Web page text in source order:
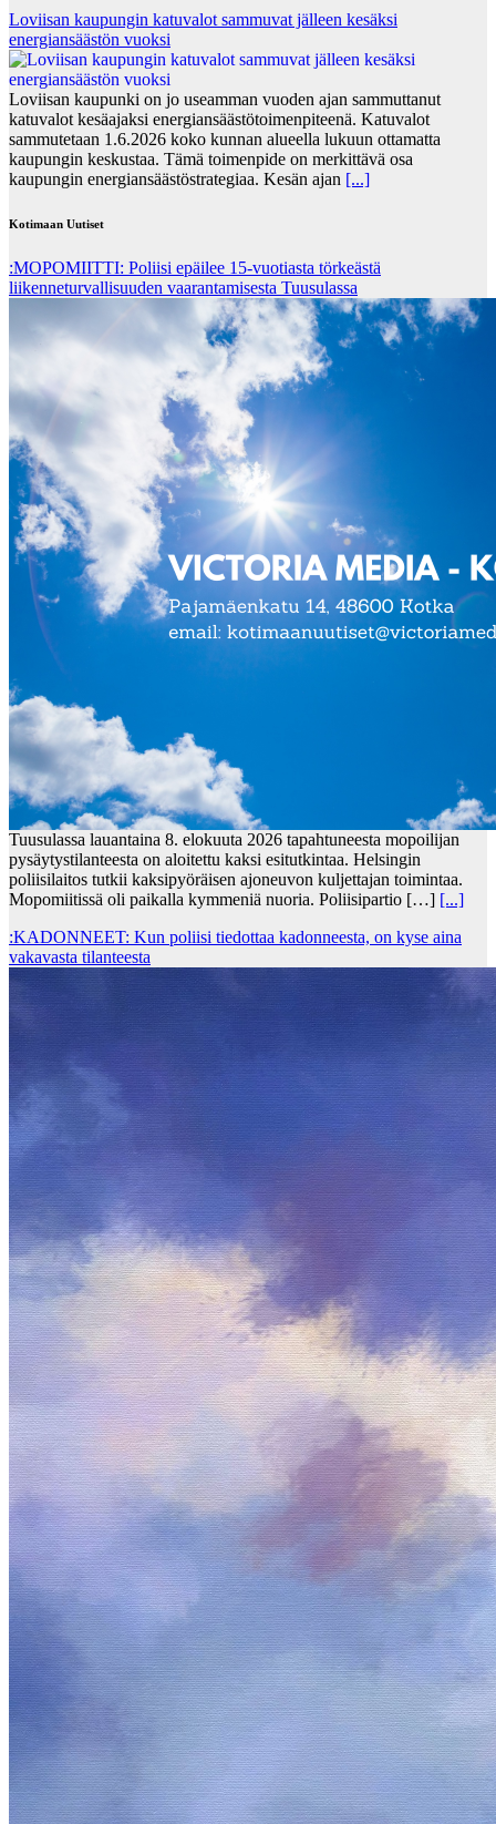
Loviisan kaupungin katuvalot sammuvat jälleen kesäksi
energiansäästön vuoksi
Loviisan kaupunki on jo useamman vuoden ajan sammuttanut
katuvalot kesäajaksi energiansäästötoimenpiteenä. Katuvalot
sammutetaan 1.6.2026 koko kunnan alueella lukuun ottamatta
kaupungin keskustaa. Tämä toimenpide on merkittävä osa
kaupungin energiansäästöstrategiaa. Kesän ajan [...]
Kotimaan Uutiset
:MOPOMIITTI: Poliisi epäilee 15-vuotiasta törkeästä
liikenneturvallisuuden vaarantamisesta Tuusulassa
Tuusulassa lauantaina 8. elokuuta 2026 tapahtuneesta mopoilijan
pysäytystilanteesta on aloitettu kaksi esitutkintaa. Helsingin
poliisilaitos tutkii kaksipyöräisen ajoneuvon kuljettajan toimintaa.
Mopomiitissä oli paikalla kymmeniä nuoria. Poliisipartio […] [...]
:KADONNEET: Kun poliisi tiedottaa kadonneesta, on kyse aina
vakavasta tilanteesta